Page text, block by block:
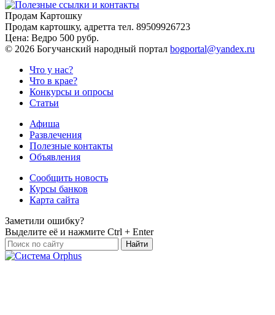
Продам Картошку
Продам картошку, адретта тел. 89509926723
Цена: Ведро 500 рубр.
© 2026 Богучанский народный портал bogportal@yandex.ru
Что у нас?
Что в крае?
Конкурсы и опросы
Статьи
Афиша
Развлечения
Полезные контакты
Объявления
Сообщить новость
Курсы банков
Карта сайта
Заметили ошибку?
Выделите её и нажмите Ctrl + Enter